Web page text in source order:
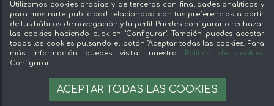
Utilizamos cookies propias y de terceros con finalidades analíticas y
para mostrarte publicidad relacionada con tus preferencias a partir
de tus hábitos de navegación y tu perfil. Puedes configurar o rechazar
las cookies haciendo click en "Configurar". También puedes aceptar
todas las cookies pulsando el botón "Aceptar todas las cookies. Para
más información puedes visitar nuestra
Política de cookies.
Configurar
ACEPTAR TODAS LAS COOKIES